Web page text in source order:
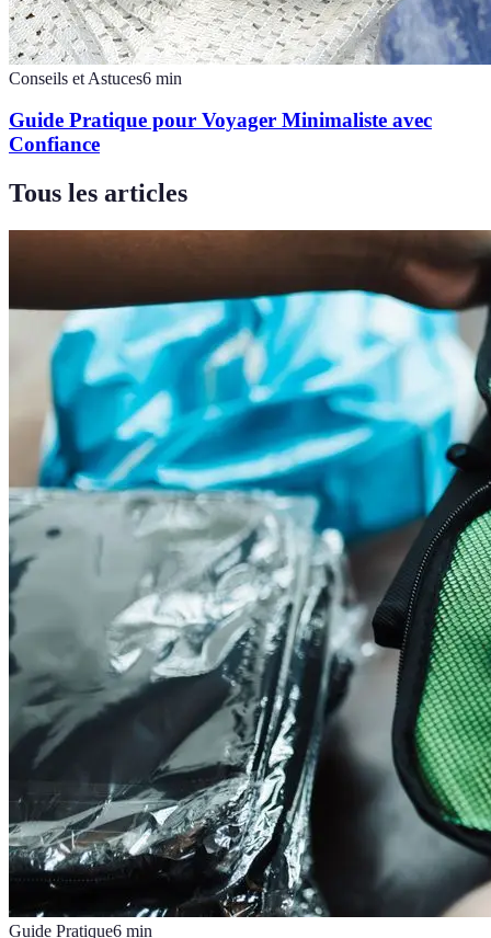
Conseils et Astuces6 min
Guide Pratique pour Voyager Minimaliste avec
Confiance
Tous les articles
Guide Pratique6 min